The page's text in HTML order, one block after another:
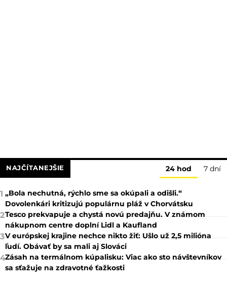
NAJČÍTANEJŠIE 24 hod 7 dní
1 „Bola nechutná, rýchlo sme sa okúpali a odišli.“
Dovolenkári kritizujú populárnu pláž v Chorvátsku
2Tesco prekvapuje a chystá novú predajňu. V známom
nákupnom centre doplní Lidl a Kaufland
3V európskej krajine nechce nikto žiť: Ušlo už 2,5 milióna
ľudí. Obávať by sa mali aj Slováci
4Zásah na termálnom kúpalisku: Viac ako sto návštevníkov
sa sťažuje na zdravotné ťažkosti